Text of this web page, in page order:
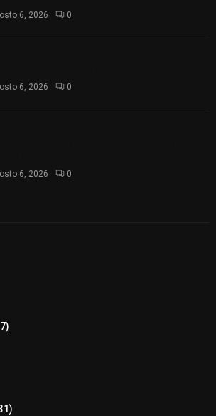
6, 2026 0
6, 2026 0
6, 2026 0